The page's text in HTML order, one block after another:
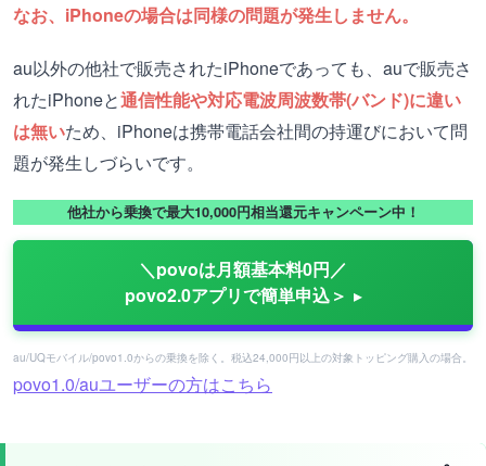
なお、iPhoneの場合は同様の問題が発生しません。
au以外の他社で販売されたiPhoneであっても、auで販売さ
れたiPhoneと通信性能や対応電波周波数帯(バンド)に違い
は無いため、iPhoneは携帯電話会社間の持運びにおいて問
題が発生しづらいです。
他社から乗換で最大10,000円相当還元キャンペーン中！
＼povoは月額基本料0円／
povo2.0アプリで簡単申込＞
au/UQモバイル/povo1.0からの乗換を除く。税込24,000円以上の対象トッピング購入の場合。
povo1.0/auユーザーの方はこちら